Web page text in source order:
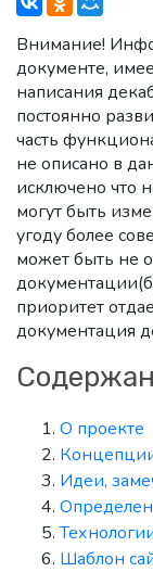
Внимание!
документе,
написания
постоянно
часть
не описано в
исключено что
могут быть
угоду более
может быть не
приоритет
документация
О проекте
Идеи,
Шаблон